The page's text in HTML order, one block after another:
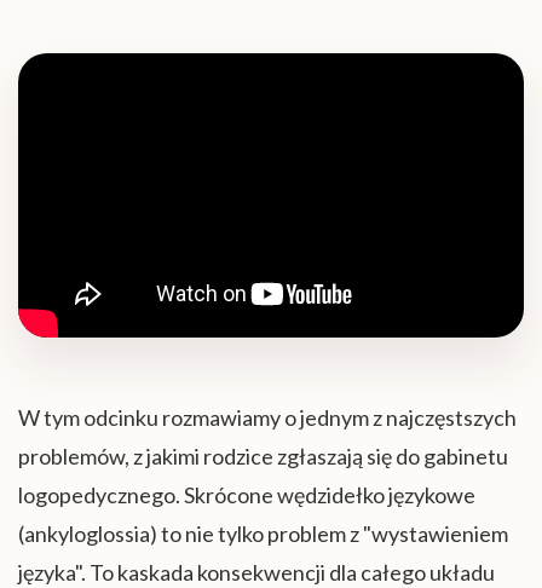
W tym odcinku rozmawiamy o jednym z najczęstszych
problemów, z jakimi rodzice zgłaszają się do gabinetu
logopedycznego. Skrócone wędzidełko językowe
(ankyloglossia) to nie tylko problem z "wystawieniem
języka". To kaskada konsekwencji dla całego układu